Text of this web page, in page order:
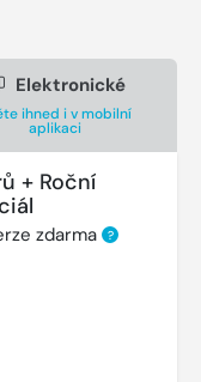
Elektronické
ihned i v mobilní
aplikaci
+ Roční
zdarma ?